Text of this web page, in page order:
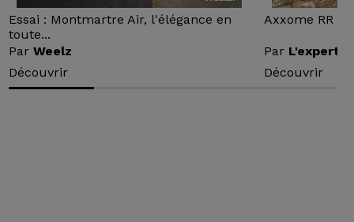
Essai : Montmartre Air, l'élégance en
toute...
ParWeelz
Découvrir
Axxome RR :
Par L'expert
Découvrir